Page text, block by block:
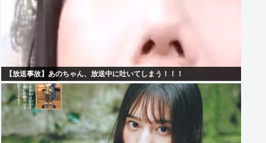
【放送事故】あのちゃん、放送中に吐いてしまう！！！